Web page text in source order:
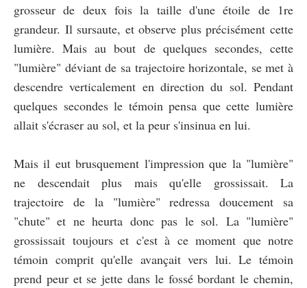
grosseur de deux fois la taille d'une étoile de 1re
grandeur. Il sursaute, et observe plus précisément cette
lumière. Mais au bout de quelques secondes, cette
"lumière" déviant de sa trajectoire horizontale, se met à
descendre verticalement en direction du sol. Pendant
quelques secondes le témoin pensa que cette lumière
allait s'écraser au sol, et la peur s'insinua en lui.
Mais il eut brusquement l'impression que la "lumière"
ne descendait plus mais qu'elle grossissait. La
trajectoire de la "lumière" redressa doucement sa
"chute" et ne heurta donc pas le sol. La "lumière"
grossissait toujours et c'est à ce moment que notre
témoin comprit qu'elle avançait vers lui. Le témoin
prend peur et se jette dans le fossé bordant le chemin,